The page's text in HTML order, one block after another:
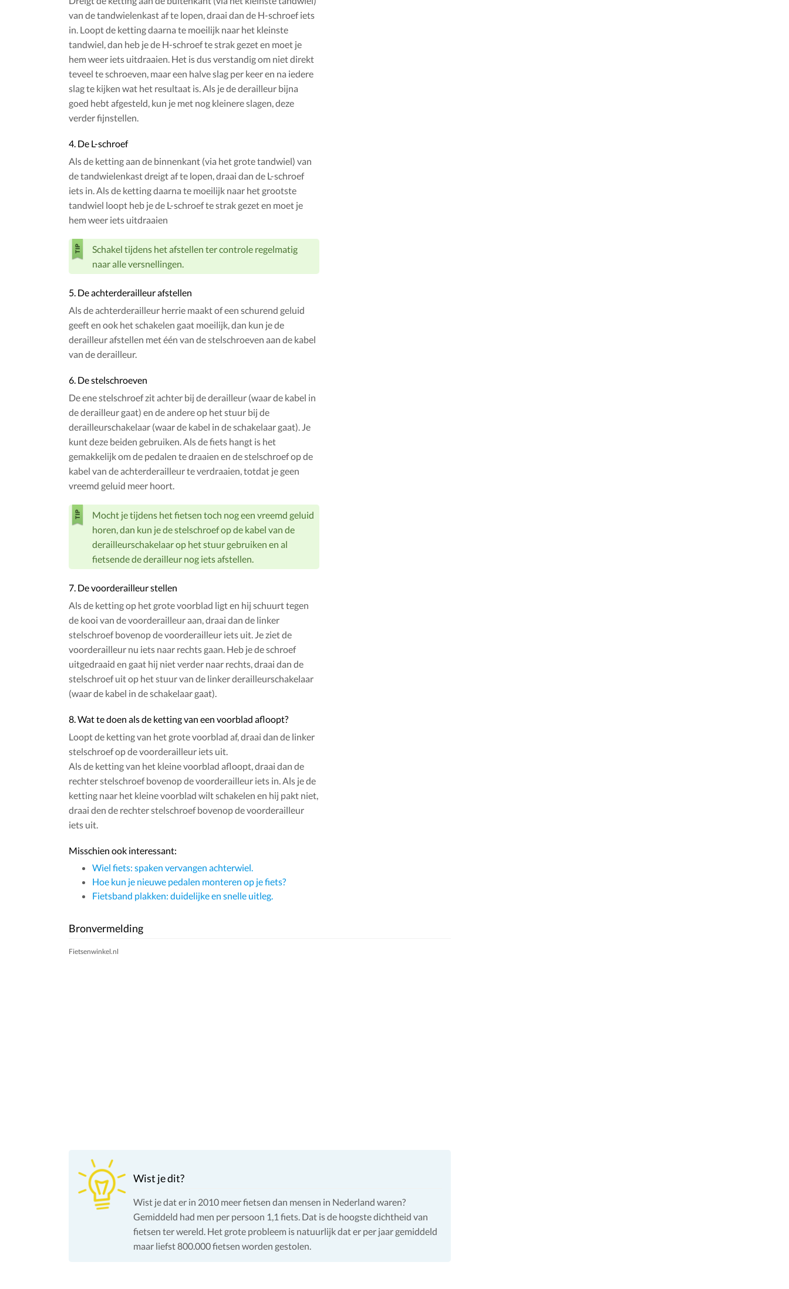
van de tandwielenkast af te lopen, draai dan de H-schroef iets
in. Loopt de ketting daarna te moeilijk naar het kleinste
tandwiel, dan heb je de H-schroef te strak gezet en moet je
hem weer iets uitdraaien. Het is dus verstandig om niet direkt
teveel te schroeven, maar een halve slag per keer en na iedere
slag te kijken wat het resultaat is. Als je de derailleur bijna
goed hebt afgesteld, kun je met nog kleinere slagen, deze
verder fijnstellen.
4. De L-schroef
Als de ketting aan de binnenkant (via het grote tandwiel) van
de tandwielenkast dreigt af te lopen, draai dan de L-schroef
iets in. Als de ketting daarna te moeilijk naar het grootste
tandwiel loopt heb je de L-schroef te strak gezet en moet je
hem weer iets uitdraaien
Schakel tijdens het afstellen ter controle regelmatig
naar alle versnellingen.
5. De achterderailleur afstellen
Als de achterderailleur herrie maakt of een schurend geluid
geeft en ook het schakelen gaat moeilijk, dan kun je de
derailleur afstellen met één van de stelschroeven aan de kabel
van de derailleur.
6. De stelschroeven
De ene stelschroef zit achter bij de derailleur (waar de kabel in
de derailleur gaat) en de andere op het stuur bij de
derailleurschakelaar (waar de kabel in de schakelaar gaat). Je
kunt deze beiden gebruiken. Als de fiets hangt is het
gemakkelijk om de pedalen te draaien en de stelschroef op de
kabel van de achterderailleur te verdraaien, totdat je geen
vreemd geluid meer hoort.
Mocht je tijdens het fietsen toch nog een vreemd geluid
horen, dan kun je de stelschroef op de kabel van de
derailleurschakelaar op het stuur gebruiken en al
fietsende de derailleur nog iets afstellen.
7. De voorderailleur stellen
Als de ketting op het grote voorblad ligt en hij schuurt tegen
de kooi van de voorderailleur aan, draai dan de linker
stelschroef bovenop de voorderailleur iets uit. Je ziet de
voorderailleur nu iets naar rechts gaan. Heb je de schroef
uitgedraaid en gaat hij niet verder naar rechts, draai dan de
stelschroef uit op het stuur van de linker derailleurschakelaar
(waar de kabel in de schakelaar gaat).
8. Wat te doen als de ketting van een voorblad afloopt?
Loopt de ketting van het grote voorblad af, draai dan de linker
stelschroef op de voorderailleur iets uit.
Als de ketting van het kleine voorblad afloopt, draai dan de
rechter stelschroef bovenop de voorderailleur iets in. Als je de
ketting naar het kleine voorblad wilt schakelen en hij pakt niet,
draai den de rechter stelschroef bovenop de voorderailleur
iets uit.
Misschien ook interessant:
Wiel fiets: spaken vervangen achterwiel.
Hoe kun je nieuwe pedalen monteren op je fiets?
Fietsband plakken: duidelijke en snelle uitleg.
Bronvermelding
Fietsenwinkel.nl
Wist je dit?
Wist je dat er in 2010 meer fietsen dan mensen in Nederland waren?
Gemiddeld had men per persoon 1,1 fiets. Dat is de hoogste dichtheid van
fietsen ter wereld. Het grote probleem is natuurlijk dat er per jaar gemiddeld
maar liefst 800.000 fietsen worden gestolen.